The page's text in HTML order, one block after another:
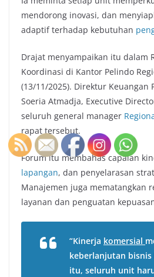
mendorong inovasi, dan
adaptif terhadap kebutuhan
Drajat menyampaikan itu dalam
Koordinasi di Kantor Pelindo
(13/11/2025). Direktur Keuangan
Soeria Atmadja, Executive
seluruh general manager
rapat tersebut.
Forum itu membahas capaian
lapangan, dan penyelarasan
Manajemen juga mematangkan
layanan dan penguatan
“Kinerja komersial
keberlanjutan bisnis
itu, seluruh unit